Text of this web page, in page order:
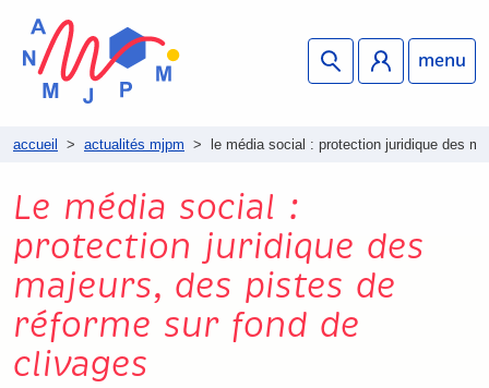
menu
accueil > actualités mjpm > le média social : protection juridique des
Le média social :
protection juridique des
majeurs, des pistes de
réforme sur fond de
clivages